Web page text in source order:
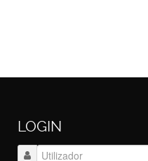
LOGIN